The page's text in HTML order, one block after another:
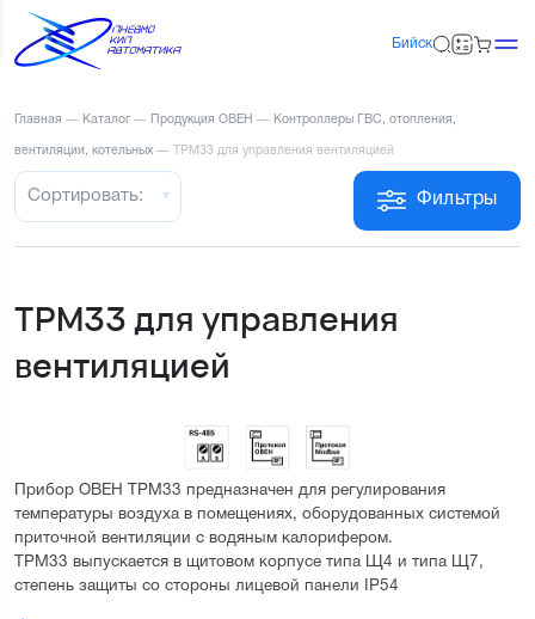
Бийск
Главная — Каталог — Продукция ОВЕН — Контроллеры ГВС, отопления,
вентиляции, котельных — ТРМ33 для управления вентиляцией
Фильтры
Сортировать:
ТРМ33 для управления
вентиляцией
Прибор ОВЕН ТРМ33 предназначен для регулирования
температуры воздуха в помещениях, оборудованных системой
приточной вентиляции с водяным калорифером.
ТРМ33 выпускается в щитовом корпусе типа Щ4 и типа Щ7,
степень защиты со стороны лицевой панели IP54